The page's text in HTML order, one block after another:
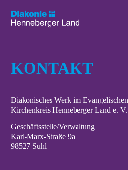
KONTAKT
Diakonisches Werk im Evangelischen
Kirchenkreis Henneberger Land e. V.
Geschäftsstelle/Verwaltung
Karl-Marx-Straße 9a
98527 Suhl